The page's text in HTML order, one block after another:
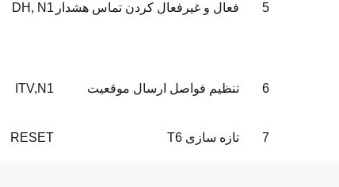
5 فعال و غیرفعال کردن تماس هشدار DH, N1
6 تنظیم فواصل ارسال موقعیت ITV,N1
7 تازه سازی T6 RESET